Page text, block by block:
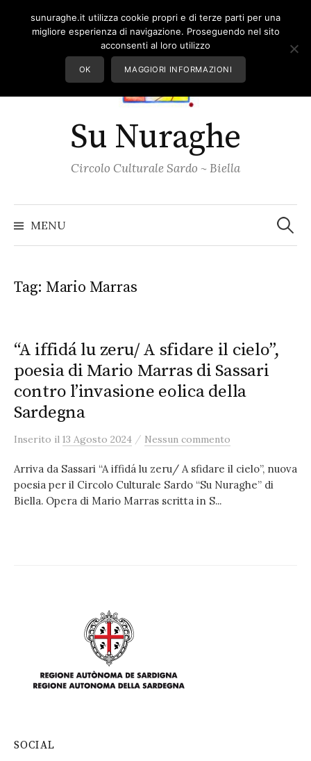
Su Nuraghe
Circolo Culturale Sardo ~ Biella
MENU per:
Tag: Mario Marras
“A iffidá lu zeru/ A sfidare il cielo”,
poesia di Mario Marras di Sassari
contro l’invasione eolica della
Sardegna
Inserito il 13 Agosto 2024 / Nessun commento
Arriva da Sassari “A iffidá lu zeru/ A sfidare il cielo”, nuova
poesia per il Circolo Culturale Sardo “Su Nuraghe” di
Biella. Opera di Mario Marras scritta in S...
SOCIAL
sunuraghe.it utilizza cookie propri e di terze parti per una
migliore esperienza di navigazione. Proseguendo nel sito
acconsenti al loro utilizzo
OK MAGGIORI INFORMAZIONI